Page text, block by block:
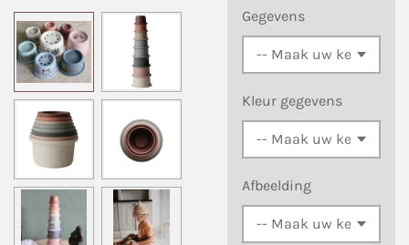
Gegevens
Kleur gegevens
Afbeelding